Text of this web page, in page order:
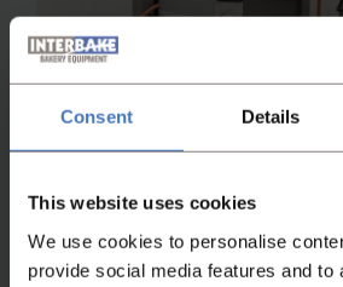
Consent Details
This website uses cookies
We use cookies to personalise
provide social media features and to